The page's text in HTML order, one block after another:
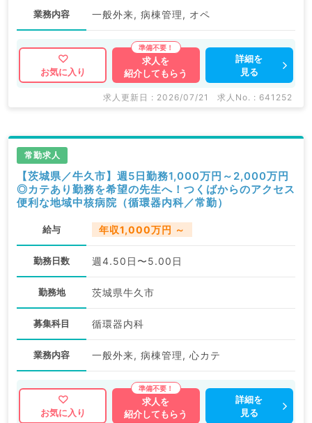
業務内容 一般外来, 病棟管理, オペ
お気に入り
求人を
紹介してもらう
詳細を
見る
求人更新日 : 2026/07/21 求人No. : 641252
常勤求人
【茨城県／牛久市】週5日勤務1,000万円～2,000万円
◎カテあり勤務を希望の先生へ！つくばからのアクセス
便利な地域中核病院（循環器内科／常勤）
給与 年収1,000万円 ～
勤務日数 週4.50日〜5.00日
勤務地 茨城県牛久市
募集科目 循環器内科
業務内容 一般外来, 病棟管理, 心カテ
お気に入り
求人を
紹介してもらう
詳細を
見る